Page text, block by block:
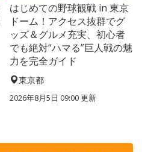
はじめての野球観戦 in 東京
ドーム！アクセス抜群でグ
ッズ＆グルメ充実、初心者
でも絶対“ハマる”巨人戦の魅
力を完全ガイド
東京都
2026年8月5日 09:00更新